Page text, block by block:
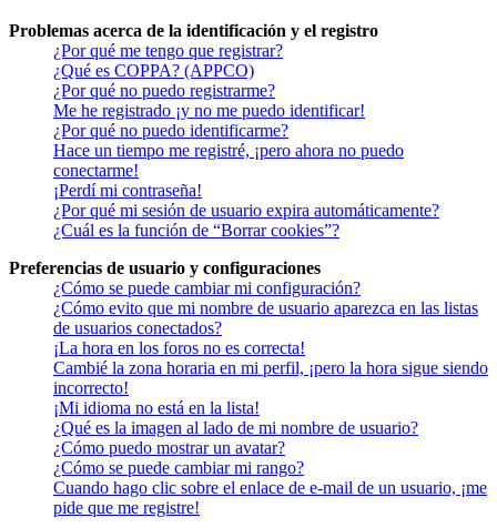
Problemas acerca de la identificación y el registro
¿Por qué me tengo que registrar?
¿Qué es COPPA? (APPCO)
¿Por qué no puedo registrarme?
Me he registrado ¡y no me puedo identificar!
¿Por qué no puedo identificarme?
Hace un tiempo me registré, ¡pero ahora no puedo
conectarme!
¡Perdí mi contraseña!
¿Por qué mi sesión de usuario expira automáticamente?
¿Cuál es la función de “Borrar cookies”?
Preferencias de usuario y configuraciones
¿Cómo se puede cambiar mi configuración?
¿Cómo evito que mi nombre de usuario aparezca en las listas
de usuarios conectados?
¡La hora en los foros no es correcta!
Cambié la zona horaria en mi perfil, ¡pero la hora sigue siendo
incorrecto!
¡Mi idioma no está en la lista!
¿Qué es la imagen al lado de mi nombre de usuario?
¿Cómo puedo mostrar un avatar?
¿Cómo se puede cambiar mi rango?
Cuando hago clic sobre el enlace de e-mail de un usuario, ¡me
pide que me registre!